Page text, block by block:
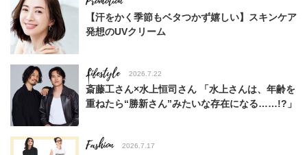
【汗をかく季節もベタつかず嬉しい】スキンケア
発想のUVクリーム
Lifestyle 2026.7.22
斎藤工さん×水上恒司さん 「水上さんは、年齢を
重ねたら“勝新さん”みたいな存在になる……!?」
Fashion 2026.7.17